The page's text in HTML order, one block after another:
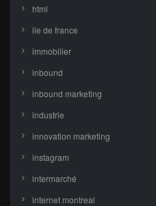
html
ile de france
immobilier
inbound
inbound marketing
industrie
innovation marketing
instagram
intermarché
internet montreal